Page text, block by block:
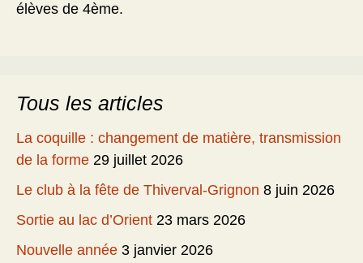
élèves de 4ème.
Tous les articles
La coquille : changement de matière, transmission
de la forme 29 juillet 2026
Le club à la fête de Thiverval-Grignon 8 juin 2026
Sortie au lac d’Orient 23 mars 2026
Nouvelle année 3 janvier 2026